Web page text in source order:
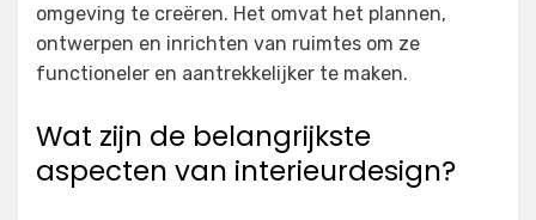
omgeving te creëren. Het omvat het plannen,
ontwerpen en inrichten van ruimtes om ze
functioneler en aantrekkelijker te maken.
Wat zijn de belangrijkste
aspecten van interieurdesign?